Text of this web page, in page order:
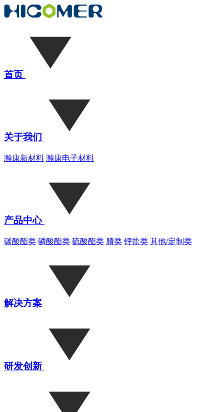
首页
关于我们
瀚康新材料 瀚康电子材料
产品中心
碳酸酯类 磷酸酯类 硫酸酯类 腈类 锂盐类 其他/定制类
解决方案
研发创新